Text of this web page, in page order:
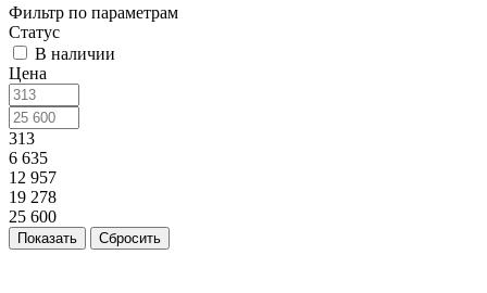
Фильтр по параметрам
Статус
В наличии
Цена
313
6 635
12 957
19 278
25 600
Сбросить